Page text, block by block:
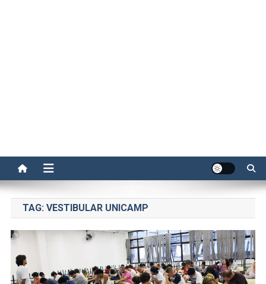
TAG: VESTIBULAR UNICAMP